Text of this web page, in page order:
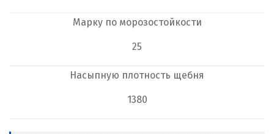
Марку по морозостойкости
25
Насыпную плотность щебня
1380